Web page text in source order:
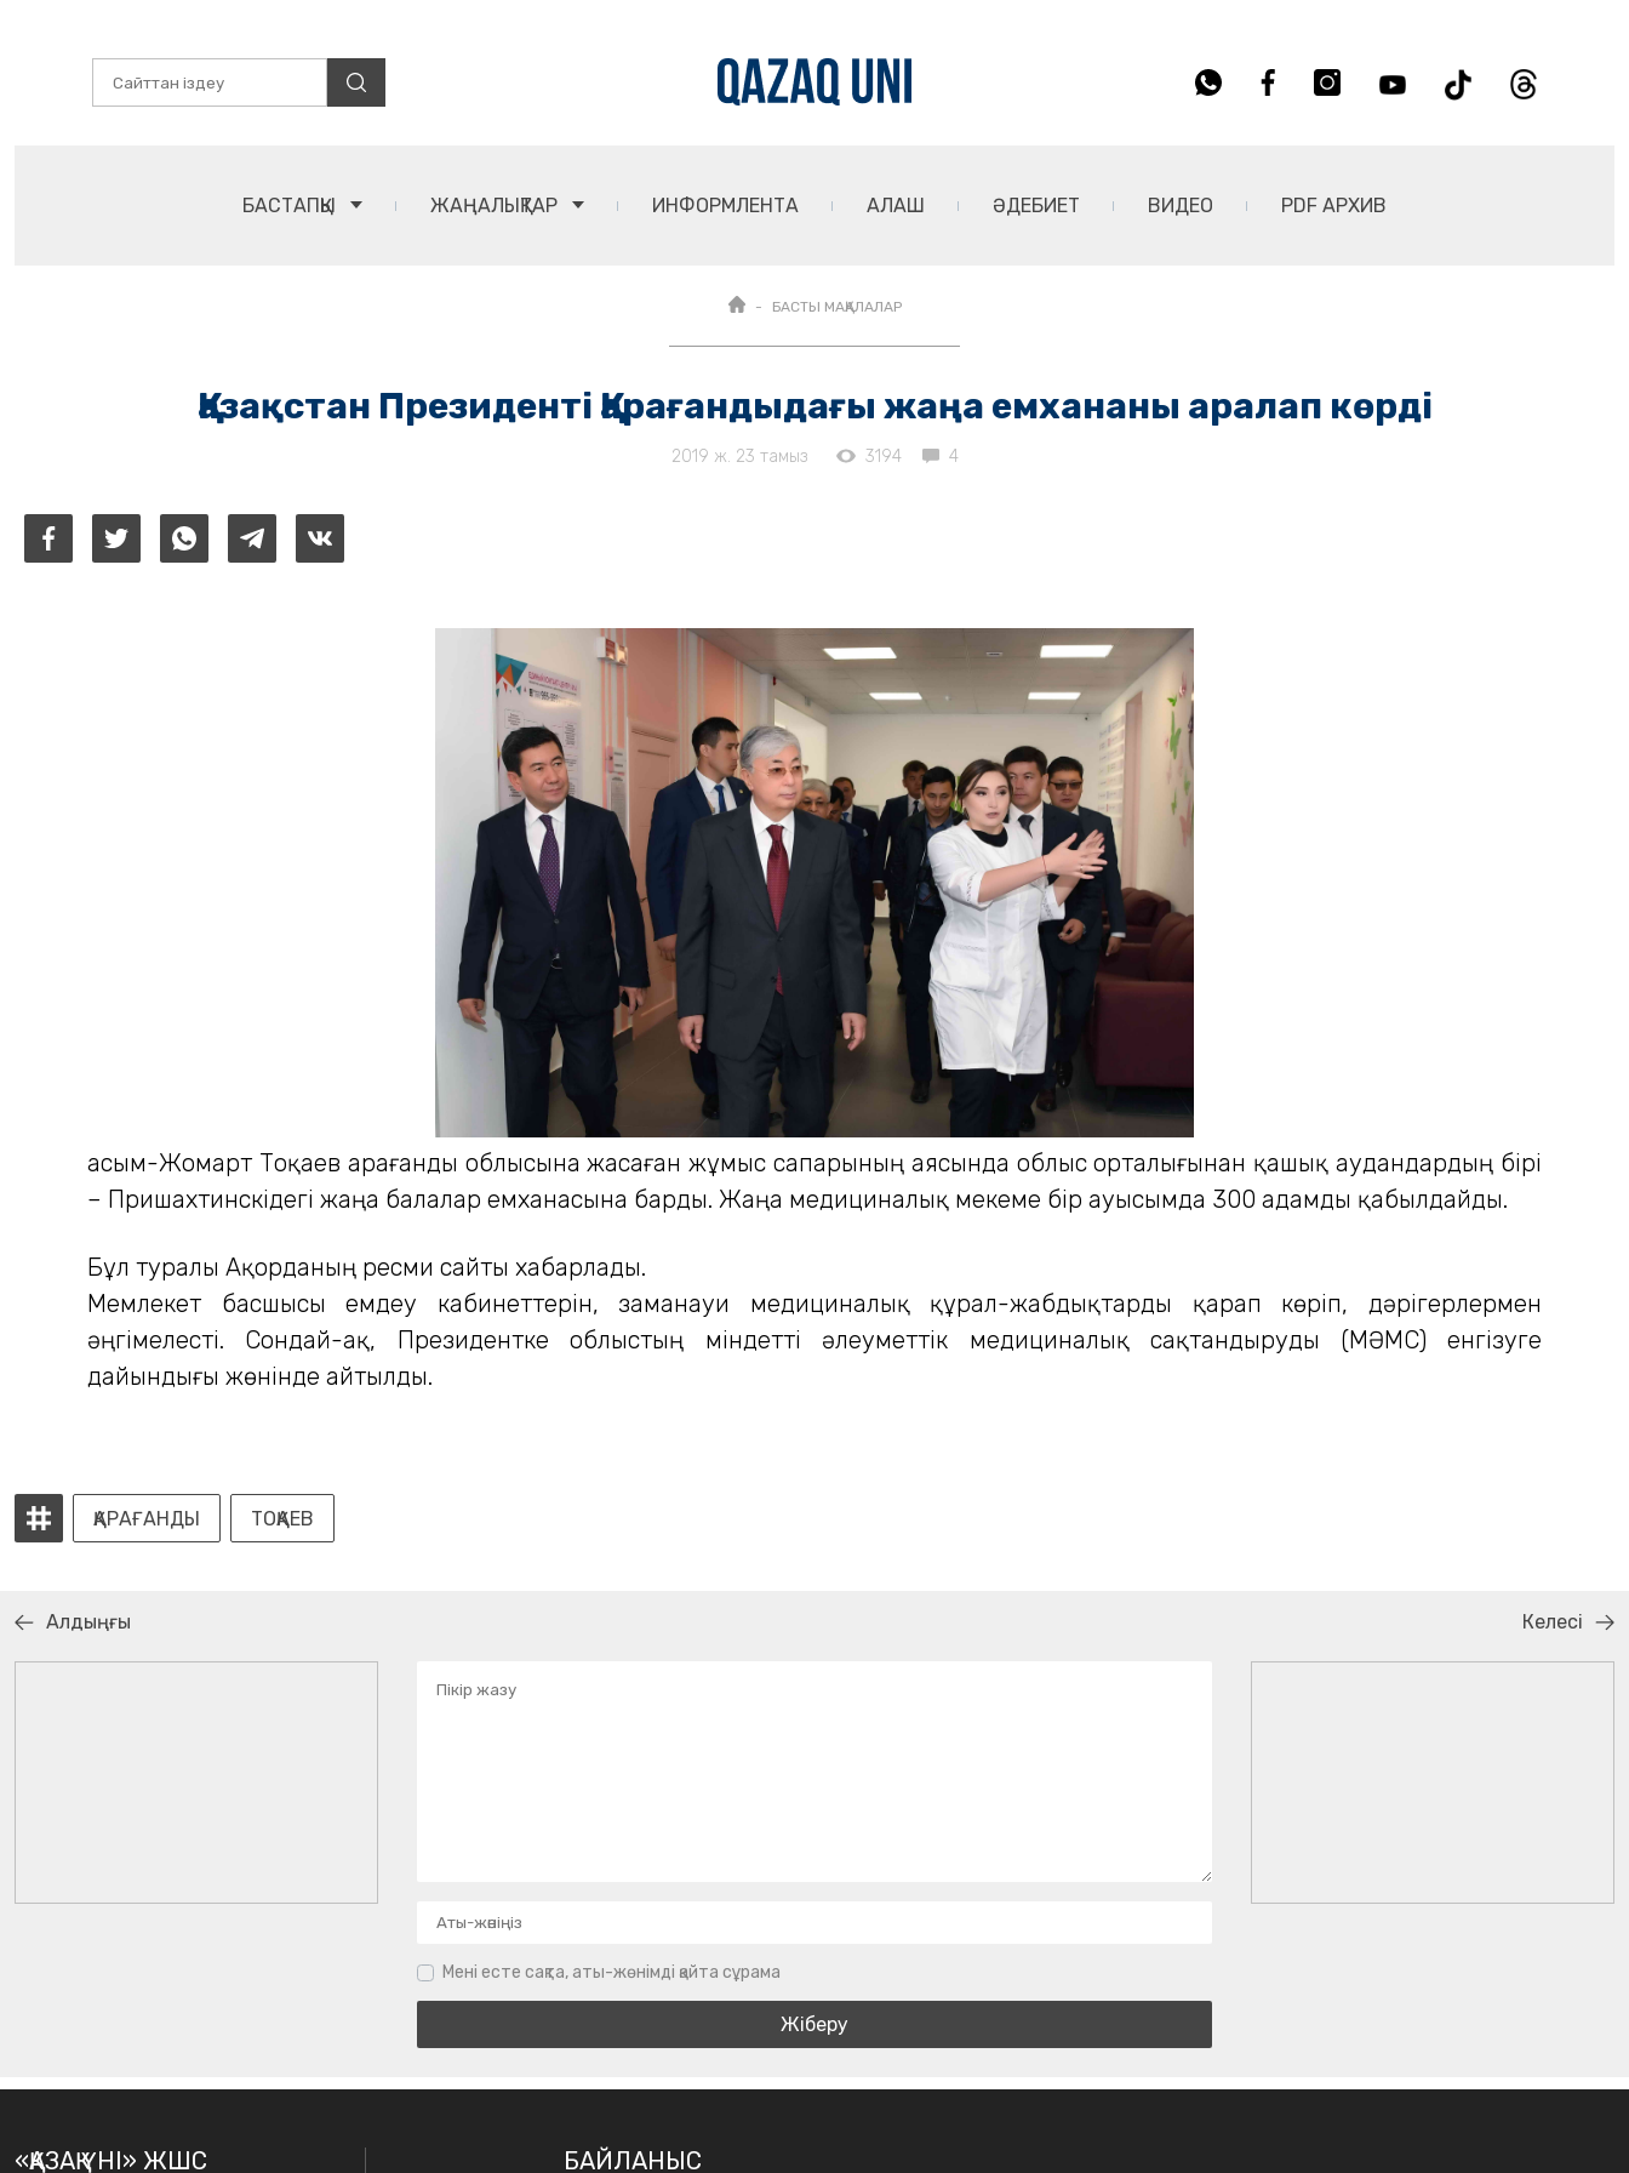
БАСТАПҚЫ ЖАҢАЛЫҚТАР ИНФОРМЛЕНТА АЛАШ ӘДЕБИЕТ ВИДЕО PDF АРХИВ
БАСТЫ МАҚАЛАЛАР
Қазақстан Президенті Қарағандыдағы жаңа емхананы аралап көрді
2019 ж. 23 тамыз 3194 4
Қасым-Жомарт Тоқаев Қарағанды облысына жасаған жұмыс сапарының аясында облыс орталығынан қашық аудандардың бірі
– Пришахтинскідегі жаңа балалар емханасына барды. Жаңа медициналық мекеме бір ауысымда 300 адамды қабылдайды.
Бұл туралы Ақорданың ресми сайты хабарлады.
Мемлекет басшысы емдеу кабинеттерін, заманауи медициналық құрал-жабдықтарды қарап көріп, дәрігерлермен
әңгімелесті. Сондай-ақ, Президентке облыстың міндетті әлеуметтік медициналық сақтандыруды (МӘМС) енгізуге
дайындығы жөнінде айтылды.
ҚАРАҒАНДЫ ТОҚАЕВ
Алдыңғы Келесі
Мені есте сақта, аты-жөнімді қайта сұрама
«ҚАЗАҚ ҮНІ» ЖШС БАЙЛАНЫС